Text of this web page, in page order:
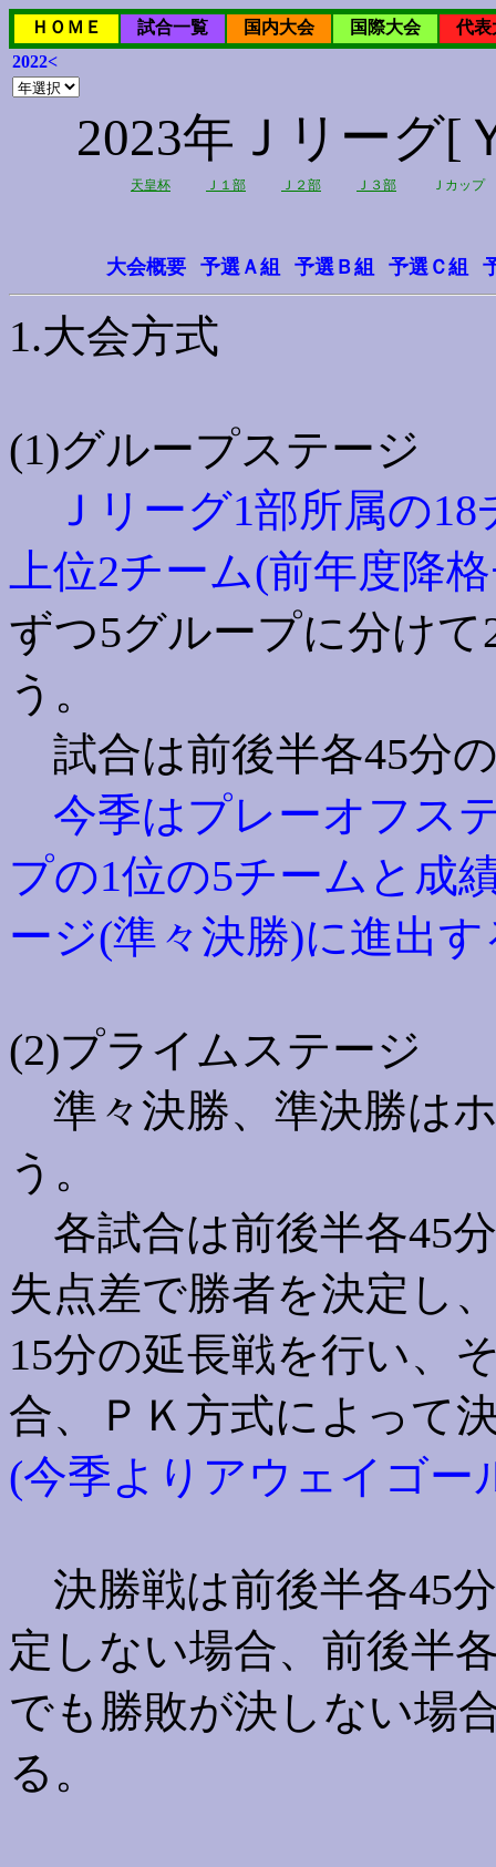
ＨＯＭＥ 試合一覧 国内大会 国際大会
代表
2022<
2023年Ｊリーグ[
天皇杯 Ｊ１部 Ｊ２部 Ｊ３部 Ｊカップ
大会概要 予選Ａ組 予選Ｂ組 予選Ｃ組
1.大会方式
(1)グループステージ
Ｊリーグ1部所属の18
上位2チーム(前年度降
ずつ5グループに分け
う。
試合は前後半各45分
今季はプレーオフス
プの1位の5チームと成
ージ(準々決勝)に進出す
(2)プライムステージ
準々決勝、準決勝は
う。
各試合は前後半各45
失点差で勝者を決定し
15分の延長戦を行い、
合、ＰＫ方式によって
(今季よりアウェイゴー
決勝戦は前後半各45
定しない場合、前後半
でも勝敗が決しない場
る。